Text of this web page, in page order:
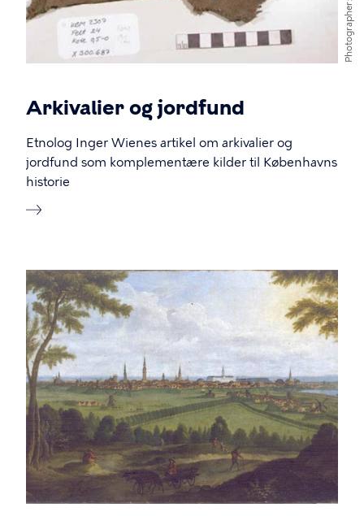
Photographer
Arkivalier og jordfund
Etnolog Inger Wienes artikel om arkivalier og
jordfund som komplementære kilder til Københavns
historie
Image